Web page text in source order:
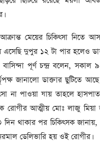
মেয়ের চিকিৎসা নিতে
দুপুর ১২ টা পার হলেও
পূর্ণ চন্দ্র বলেন, সকাল
জানালো ডাক্তার ছুটিতে
না পাওয়া যায় তাহলে
আত্মীয় মোঃ লাজু মিয়া
থাকার পর চিকিৎসক
ডেলিভারি হয় ওই রোগীর।
জিয়ার মৃত্যুতে ৩ দিনের রাষ্ট্রীয়
আর্কাইভ থেকে
দেশনেত্রী বেগম খালেদা জিয়া
আর নেই
আর্কাইভ থেকে
ঐতিহাসিক পাগলা
মসজিদ:দানবাক্সে মিলল রেকর্ড
৬ কোটি ৩২ লাখ টাকা